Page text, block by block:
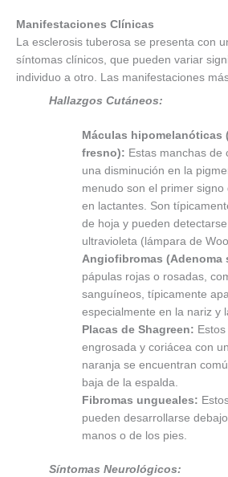
Manifestaciones Clínicas
La esclerosis tuberosa se presenta con
síntomas clínicos, que pueden variar
individuo a otro. Las manifestaciones
Hallazgos Cutáneos:
Máculas hipomelanóticas
fresno): Estas manchas de
una disminución en la
menudo son el primer signo
en lactantes. Son
de hoja y pueden
ultravioleta (lámpara de
Angiofibromas (Adenoma
pápulas rojas o rosadas,
sanguíneos, típicamente
especialmente en la nariz y
Placas de Shagreen:
engrosada y coriácea con
naranja se encuentran
baja de la espalda.
Fibromas ungueales:
pueden desarrollarse
manos o de los pies.
Síntomas Neurológicos: